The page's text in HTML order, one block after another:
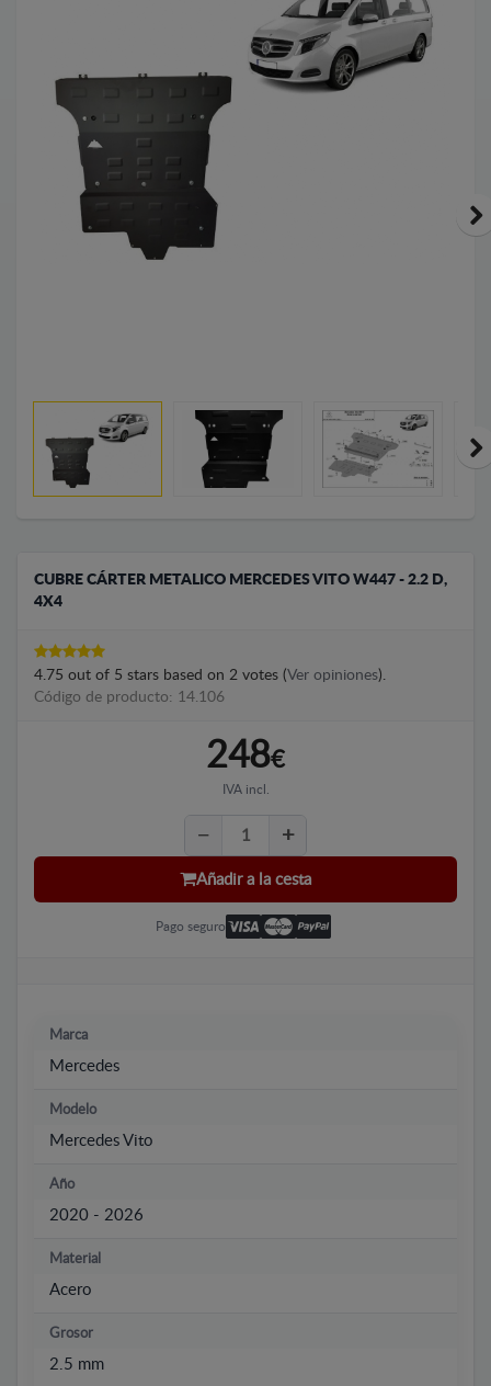
CUBRE CÁRTER METALICO MERCEDES VITO W447 - 2.2 D,
4X4
4.75 out of 5 stars based on 2 votes (Ver opiniones).
Código de producto: 14.106
248€
IVA incl.
Añadir a la cesta
Pago seguro
Marca
Mercedes
Modelo
Mercedes Vito
Año
2020 - 2026
Material
Acero
Grosor
2.5 mm